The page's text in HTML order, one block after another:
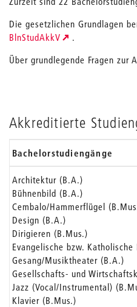
Die gesetzlichen Grundlagen
BlnStudAkkV
.
Über grundlegende Fragen
Akkreditierte
Bachelorstudiengänge
Architektur (B.A.)
Bühnenbild (B.A.)
Cembalo/Hammerflügel
Design (B.A.)
Dirigieren (B.Mus.)
Evangelische bzw.
Gesang/Musiktheater (B.A.)
Gesellschafts- und
Jazz (Vocal/Instrumental)
Klavier (B.Mus.)